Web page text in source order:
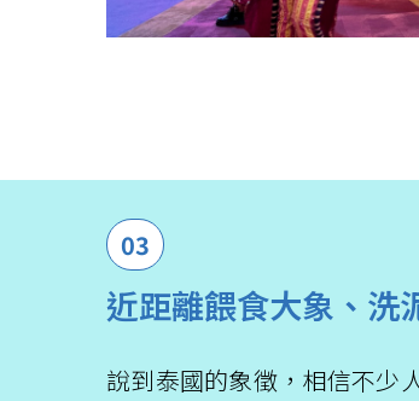
03
近距離餵食大象、洗
說到泰國的象徵，相信不少